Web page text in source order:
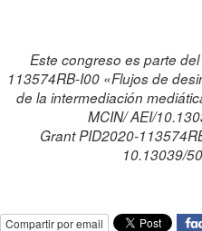
Este congreso es parte
113574RB-I00 «Flujos de
de la intermediación
MCIN/ AEI/
Grant PID2020-
10.13039/
Compartir por email